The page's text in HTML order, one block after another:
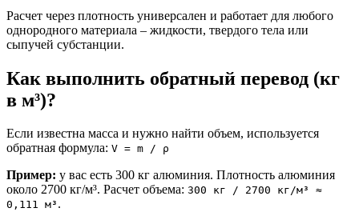
Расчет через плотность универсален и работает для любого
однородного материала – жидкости, твердого тела или
сыпучей субстанции.
Как выполнить обратный перевод (кг
в м³)?
Если известна масса и нужно найти объем, используется
обратная формула: V = m / ρ
Пример: у вас есть 300 кг алюминия. Плотность алюминия
около 2700 кг/м³. Расчет объема: 300 кг / 2700 кг/м³ ≈
0,111 м³ .